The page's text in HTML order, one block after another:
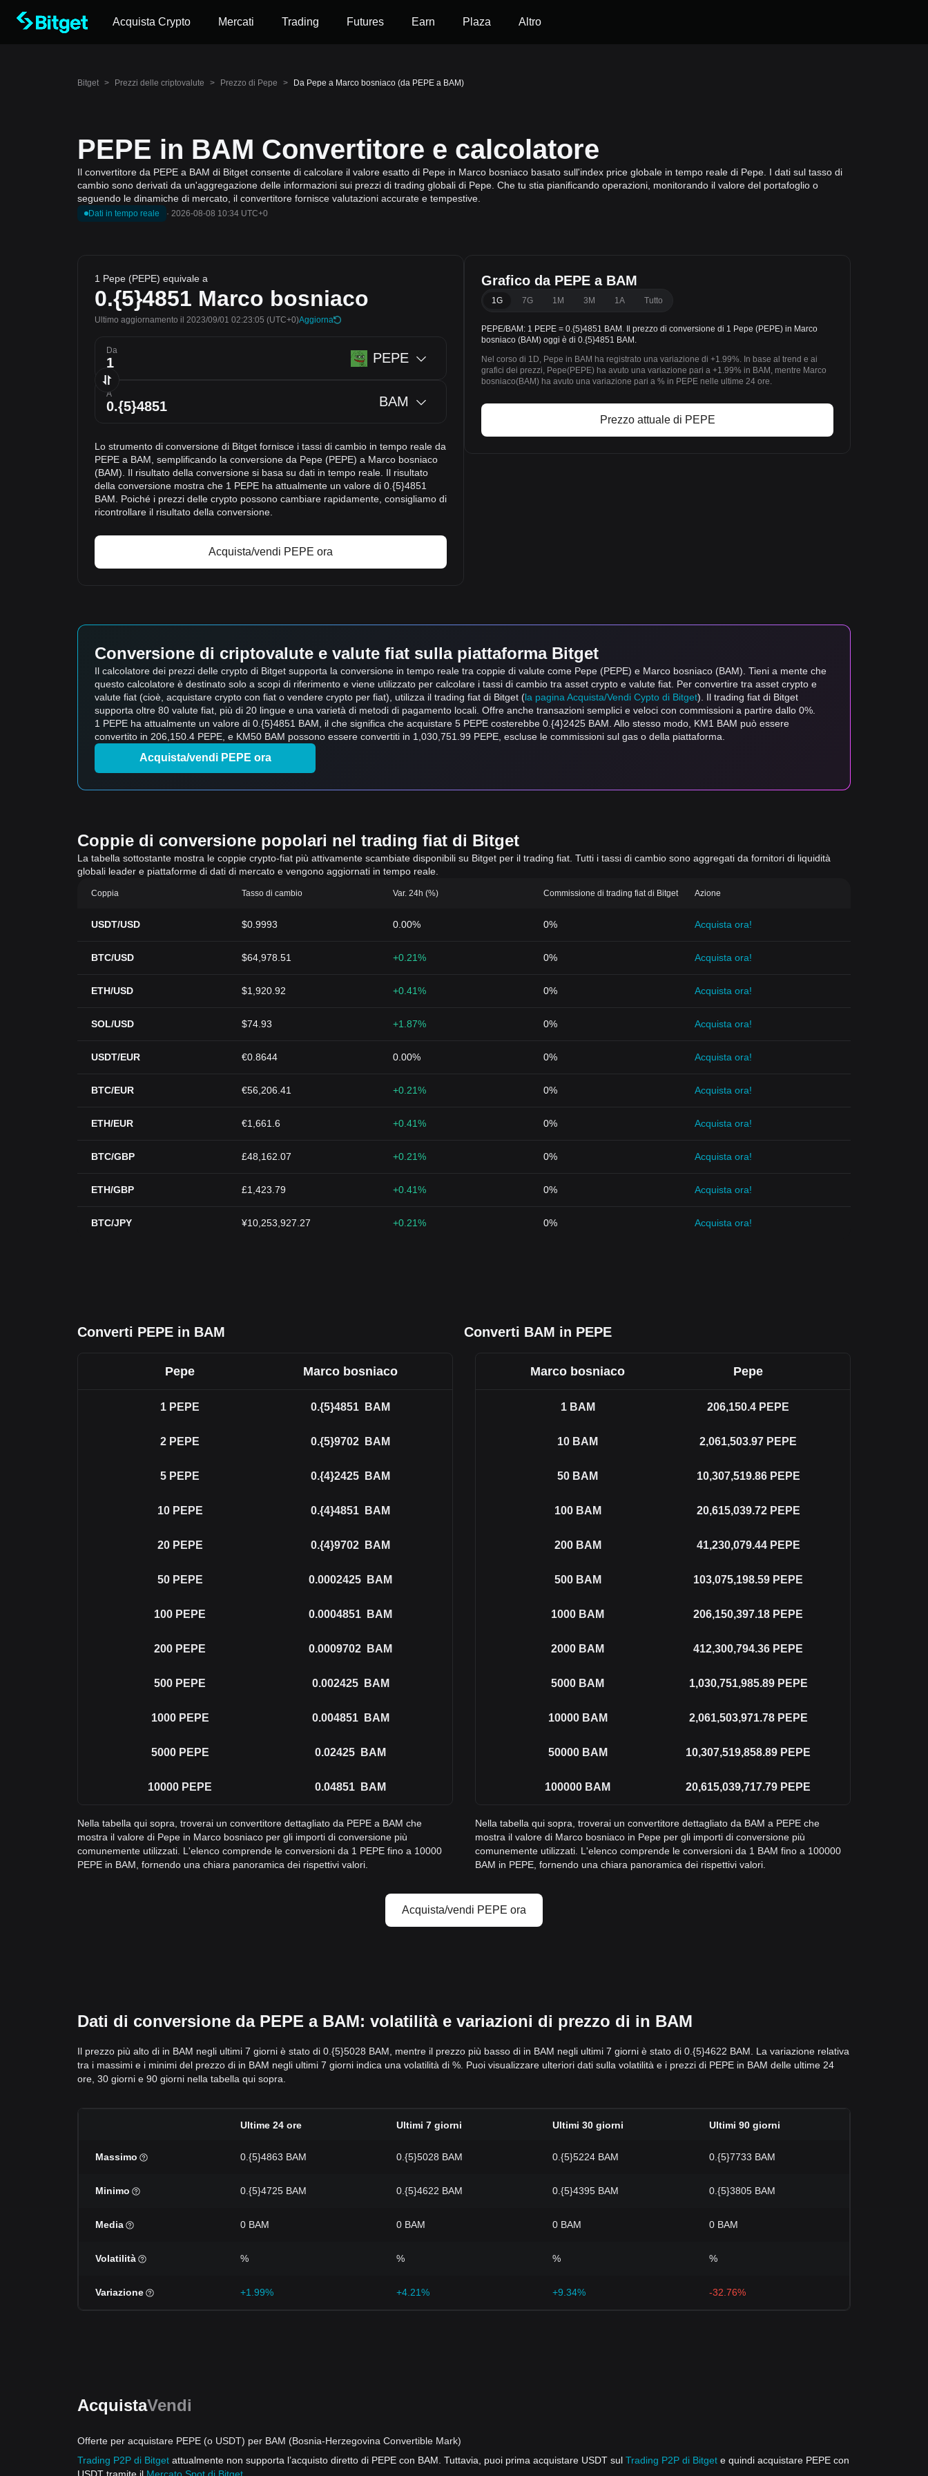
Acquista Crypto Mercati Trading Futures Earn Plaza Altro
Bitget > Prezzi delle criptovalute > Prezzo di Pepe > Da Pepe a Marco bosniaco (da PEPE a BAM)
PEPE in BAM Convertitore e calcolatore
Il convertitore da PEPE a BAM di Bitget consente di calcolare il valore esatto di Pepe in Marco bosniaco basato sull'index price globale in tempo reale di Pepe. I dati sul tasso di
cambio sono derivati da un'aggregazione delle informazioni sui prezzi di trading globali di Pepe. Che tu stia pianificando operazioni, monitorando il valore del portafoglio o
seguendo le dinamiche di mercato, il convertitore fornisce valutazioni accurate e tempestive.
Dati in tempo reale · 2026-08-08 10:34 UTC+0
1 Pepe (PEPE) equivale a
0.{5}4851 Marco bosniaco
Ultimo aggiornamento il 2023/09/01 02:23:05 (UTC+0)Aggiorna
Da PEPE
A BAM
Lo strumento di conversione di Bitget fornisce i tassi di cambio in tempo reale da
PEPE a BAM, semplificando la conversione da Pepe (PEPE) a Marco bosniaco
(BAM). Il risultato della conversione si basa su dati in tempo reale. Il risultato
della conversione mostra che 1 PEPE ha attualmente un valore di 0.{5}4851
BAM. Poiché i prezzi delle crypto possono cambiare rapidamente, consigliamo di
ricontrollare il risultato della conversione.
Acquista/vendi PEPE ora
Grafico da PEPE a BAM
1G 7G 1M 3M 1A Tutto
PEPE/BAM: 1 PEPE = 0.{5}4851 BAM. Il prezzo di conversione di 1 Pepe (PEPE) in Marco
bosniaco (BAM) oggi è di 0.{5}4851 BAM.
Nel corso di 1D, Pepe in BAM ha registrato una variazione di +1.99%. In base al trend e ai
grafici dei prezzi, Pepe(PEPE) ha avuto una variazione pari a +1.99% in BAM, mentre Marco
bosniaco(BAM) ha avuto una variazione pari a % in PEPE nelle ultime 24 ore.
Prezzo attuale di PEPE
Conversione di criptovalute e valute fiat sulla piattaforma Bitget
Il calcolatore dei prezzi delle crypto di Bitget supporta la conversione in tempo reale tra coppie di valute come Pepe (PEPE) e Marco bosniaco (BAM). Tieni a mente che
questo calcolatore è destinato solo a scopi di riferimento e viene utilizzato per calcolare i tassi di cambio tra asset crypto e valute fiat. Per convertire tra asset crypto e
valute fiat (cioè, acquistare crypto con fiat o vendere crypto per fiat), utilizza il trading fiat di Bitget (la pagina Acquista/Vendi Cypto di Bitget). Il trading fiat di Bitget
supporta oltre 80 valute fiat, più di 20 lingue e una varietà di metodi di pagamento locali. Offre anche transazioni semplici e veloci con commissioni a partire dallo 0%.
1 PEPE ha attualmente un valore di 0.{5}4851 BAM, il che significa che acquistare 5 PEPE costerebbe 0.{4}2425 BAM. Allo stesso modo, KM1 BAM può essere
convertito in 206,150.4 PEPE, e KM50 BAM possono essere convertiti in 1,030,751.99 PEPE, escluse le commissioni sul gas o della piattaforma.
Acquista/vendi PEPE ora
Coppie di conversione popolari nel trading fiat di Bitget
La tabella sottostante mostra le coppie crypto-fiat più attivamente scambiate disponibili su Bitget per il trading fiat. Tutti i tassi di cambio sono aggregati da fornitori di liquidità
globali leader e piattaforme di dati di mercato e vengono aggiornati in tempo reale.
Coppia Tasso di cambio Var. 24h (%) Commissione di trading fiat di Bitget Azione
USDT/USD $0.9993 0.00% 0% Acquista ora!
BTC/USD $64,978.51 +0.21% 0% Acquista ora!
ETH/USD $1,920.92 +0.41% 0% Acquista ora!
SOL/USD $74.93 +1.87% 0% Acquista ora!
USDT/EUR €0.8644 0.00% 0% Acquista ora!
BTC/EUR €56,206.41 +0.21% 0% Acquista ora!
ETH/EUR €1,661.6 +0.41% 0% Acquista ora!
BTC/GBP £48,162.07 +0.21% 0% Acquista ora!
ETH/GBP £1,423.79 +0.41% 0% Acquista ora!
BTC/JPY ¥10,253,927.27 +0.21% 0% Acquista ora!
Converti PEPE in BAM Converti BAM in PEPE
Pepe Marco bosniaco
1 PEPE 0.{5}4851 BAM
2 PEPE 0.{5}9702 BAM
5 PEPE 0.{4}2425 BAM
10 PEPE 0.{4}4851 BAM
20 PEPE 0.{4}9702 BAM
50 PEPE 0.0002425 BAM
100 PEPE 0.0004851 BAM
200 PEPE 0.0009702 BAM
500 PEPE 0.002425 BAM
1000 PEPE 0.004851 BAM
5000 PEPE 0.02425 BAM
10000 PEPE 0.04851 BAM
Nella tabella qui sopra, troverai un convertitore dettagliato da PEPE a BAM che
mostra il valore di Pepe in Marco bosniaco per gli importi di conversione più
comunemente utilizzati. L'elenco comprende le conversioni da 1 PEPE fino a 10000
PEPE in BAM, fornendo una chiara panoramica dei rispettivi valori.
Marco bosniaco Pepe
1 BAM 206,150.4 PEPE
10 BAM 2,061,503.97 PEPE
50 BAM 10,307,519.86 PEPE
100 BAM 20,615,039.72 PEPE
200 BAM 41,230,079.44 PEPE
500 BAM 103,075,198.59 PEPE
1000 BAM 206,150,397.18 PEPE
2000 BAM 412,300,794.36 PEPE
5000 BAM 1,030,751,985.89 PEPE
10000 BAM 2,061,503,971.78 PEPE
50000 BAM 10,307,519,858.89 PEPE
100000 BAM 20,615,039,717.79 PEPE
Nella tabella qui sopra, troverai un convertitore dettagliato da BAM a PEPE che
mostra il valore di Marco bosniaco in Pepe per gli importi di conversione più
comunemente utilizzati. L'elenco comprende le conversioni da 1 BAM fino a 100000
BAM in PEPE, fornendo una chiara panoramica dei rispettivi valori.
Acquista/vendi PEPE ora
Dati di conversione da PEPE a BAM: volatilità e variazioni di prezzo di in BAM
Il prezzo più alto di in BAM negli ultimi 7 giorni è stato di 0.{5}5028 BAM, mentre il prezzo più basso di in BAM negli ultimi 7 giorni è stato di 0.{5}4622 BAM. La variazione relativa
tra i massimi e i minimi del prezzo di in BAM negli ultimi 7 giorni indica una volatilità di %. Puoi visualizzare ulteriori dati sulla volatilità e i prezzi di PEPE in BAM delle ultime 24
ore, 30 giorni e 90 giorni nella tabella qui sopra.
Ultime 24 ore Ultimi 7 giorni Ultimi 30 giorni Ultimi 90 giorni
Massimo 0.{5}4863 BAM 0.{5}5028 BAM 0.{5}5224 BAM 0.{5}7733 BAM
Minimo 0.{5}4725 BAM 0.{5}4622 BAM 0.{5}4395 BAM 0.{5}3805 BAM
Media 0 BAM 0 BAM 0 BAM 0 BAM
Volatilità % % % %
Variazione +1.99% +4.21% +9.34% -32.76%
AcquistaVendi
Offerte per acquistare PEPE (o USDT) per BAM (Bosnia-Herzegovina Convertible Mark)
Trading P2P di Bitget attualmente non supporta l’acquisto diretto di PEPE con BAM. Tuttavia, puoi prima acquistare USDT sul Trading P2P di Bitget e quindi acquistare PEPE con